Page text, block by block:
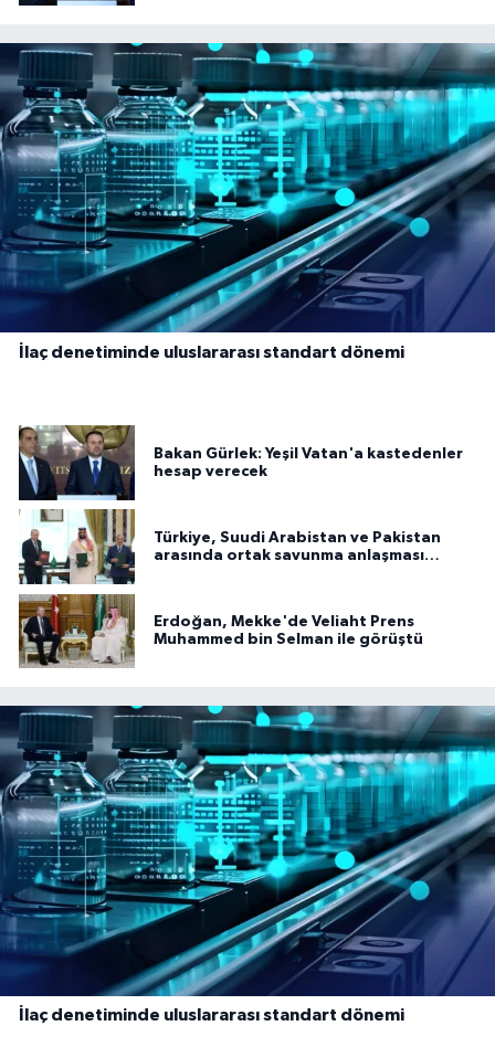
İlaç denetiminde uluslararası standart dönemi
Bakan Gürlek: Yeşil Vatan'a kastedenler
hesap verecek
Türkiye, Suudi Arabistan ve Pakistan
arasında ortak savunma anlaşması
Erdoğan, Mekke'de Veliaht Prens
Muhammed bin Selman ile görüştü
İlaç denetiminde uluslararası standart dönemi